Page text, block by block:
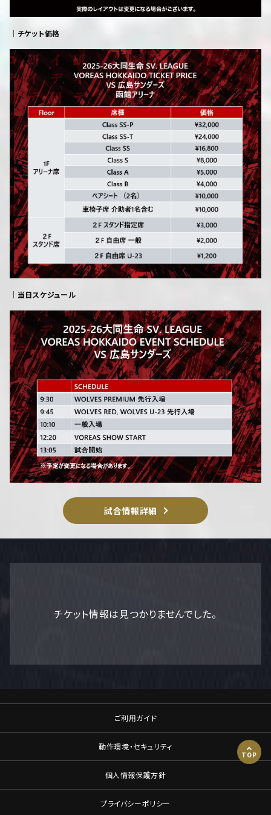
｜チケット価格
｜当日スケジュール
試合情報詳細
チケット情報は見つかりませんでした。
ご利用ガイド
動作環境・セキュリティ
個人情報保護方針
プライバシーポリシー
TOP